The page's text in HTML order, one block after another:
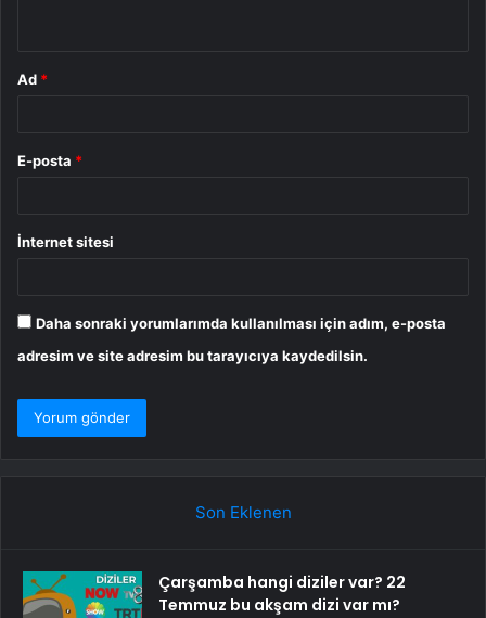
Ad *
E-posta *
İnternet sitesi
Daha sonraki yorumlarımda kullanılması için adım, e-posta
adresim ve site adresim bu tarayıcıya kaydedilsin.
Son Eklenen
Çarşamba hangi diziler var? 22
Temmuz bu akşam dizi var mı?